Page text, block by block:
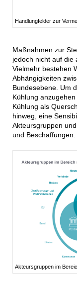
Handlungfelder zur
Maßnahmen zur
jedoch nicht auf die
Vielmehr bestehen
Abhängigkeiten
Bundesebene. Um
Kühlung
Kühlung als
hinweg, eine
Akteursgruppen
und Beschaffungen.
Akteursgruppen im